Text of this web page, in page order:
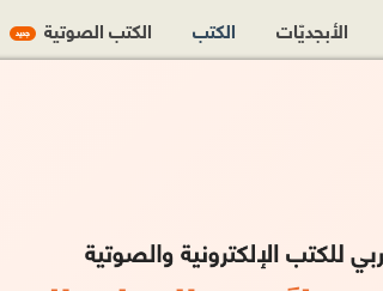
الأبجديّات الكتب الكتب الصوتية جديد